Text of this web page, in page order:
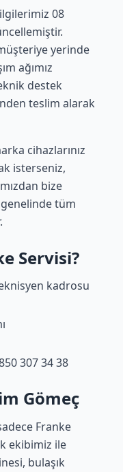
08
yerinde
ağımız
destek
teslim alarak
cihazlarınız
isterseniz,
bize
tüm
Servisi?
kadrosu
307 34 38
Gömeç
Franke
ekibimiz ile
bulaşık